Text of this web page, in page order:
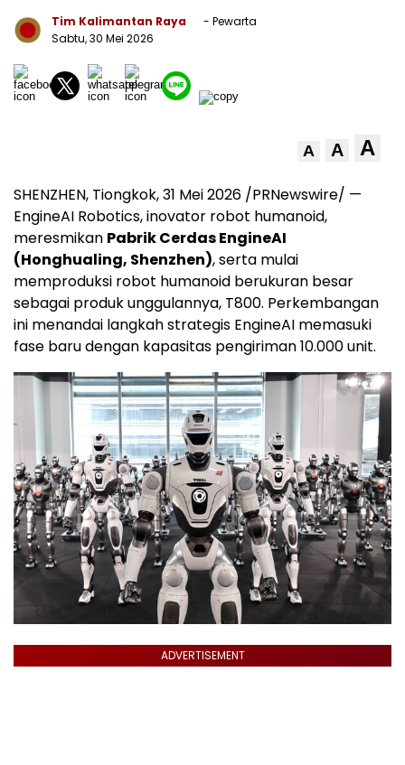
Tim Kalimantan Raya
- Pewarta
Sabtu, 30 Mei 2026
A A A
SHENZHEN, Tiongkok, 31 Mei 2026 /PRNewswire/ —
EngineAI Robotics, inovator robot humanoid,
meresmikan Pabrik Cerdas EngineAI
(Honghualing, Shenzhen), serta mulai
memproduksi robot humanoid berukuran besar
sebagai produk unggulannya, T800. Perkembangan
ini menandai langkah strategis EngineAI memasuki
fase baru dengan kapasitas pengiriman 10.000 unit.
ADVERTISEMENT